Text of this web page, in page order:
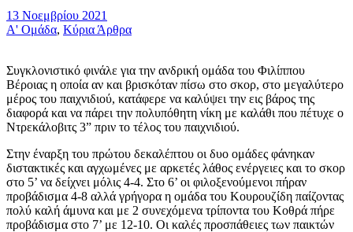
13 Νοεμβρίου 2021
Α' Ομάδα, Κύρια Άρθρα
Συγκλονιστικό φινάλε για την ανδρική ομάδα του Φιλίππου
Βέροιας η οποία αν και βρισκόταν πίσω στο σκορ, στο μεγαλύτερο
μέρος του παιχνιδιού, κατάφερε να καλύψει την εις βάρος της
διαφορά και να πάρει την πολυπόθητη νίκη με καλάθι που πέτυχε ο
Ντρεκάλοβιτς 3” πριν το τέλος του παιχνιδιού.
Στην έναρξη του πρώτου δεκαλέπτου οι δυο ομάδες φάνηκαν
διστακτικές και αγχωμένες με αρκετές λάθος ενέργειες και το σκορ
στο 5’ να δείχνει μόλις 4-4. Στο 6’ οι φιλοξενούμενοι πήραν
προβάδισμα 4-8 αλλά γρήγορα η ομάδα του Κουρουζίδη παίζοντας
πολύ καλή άμυνα και με 2 συνεχόμενα τρίποντα του Κοθρά πήρε
προβάδισμα στο 7’ με 12-10. Οι καλές προσπάθειες των παικτών